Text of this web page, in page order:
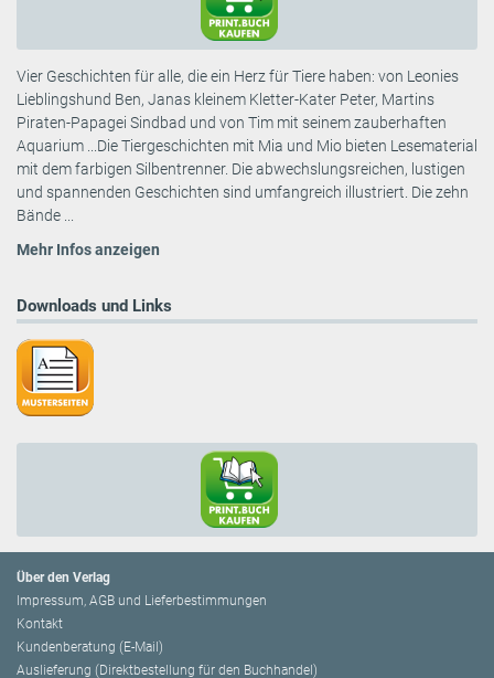
Vier Geschichten für alle, die ein Herz für Tiere haben: von Leonies
Lieblingshund Ben, Janas kleinem Kletter-Kater Peter, Martins
Piraten-Papagei Sindbad und von Tim mit seinem zauberhaften
Aquarium ...Die Tiergeschichten mit Mia und Mio bieten Lesematerial
mit dem farbigen Silbentrenner. Die abwechslungsreichen, lustigen
und spannenden Geschichten sind umfangreich illustriert. Die zehn
Bände ...
Mehr Infos anzeigen
Downloads und Links
Über den Verlag
Impressum, AGB und Lieferbestimmungen
Kontakt
Kundenberatung (E-Mail)
Auslieferung (Direktbestellung für den Buchhandel)